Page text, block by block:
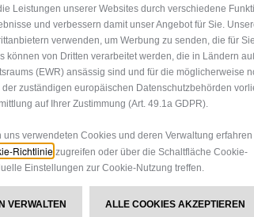
20,20 €
P
r
i
c
e
- +
Q
u
Leistungen unserer Websites durch verschiedene
und verbessern damit unser Angebot für Sie.
verwenden, um Werbung zu senden, die für Sie
können von Dritten verarbeitet werden, die in Ländern
(EWR) ansässig sind und für die möglicherweise
zuständigen europäischen Datenschutzbehörden
auf Ihrer Zustimmung (Art. 49.1a GDPR).
verwendeten Cookies und deren Verwaltung
Richtlinie zugreifen oder über die Schaltfläche Cookie-
Einstellungen zur Cookie-Nutzung treffen.
VERWALTEN ALLE COOKIES AKZEPTIEREN